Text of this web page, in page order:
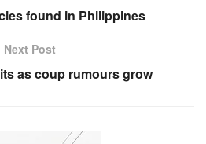
found in Philippines
Next Post
as coup rumours grow